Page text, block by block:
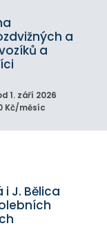
a
a
1. září 2026
Kč/měsíc
i J. Bělica